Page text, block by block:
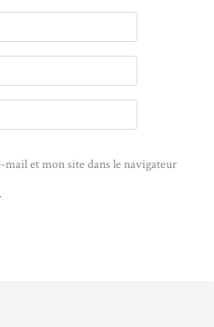
et mon site dans le navigateur